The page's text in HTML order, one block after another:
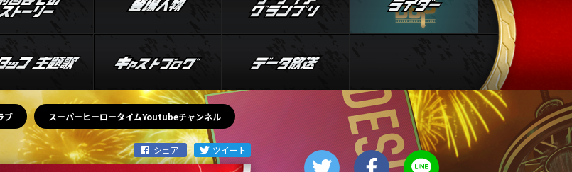
ト スタッフ・主題歌 キャストブログ データ放送
ブ スーパーヒーロータイムYoutubeチャンネル
アメトーーク! CLUB配信で見
られる懐かし回&傑作回
深夜
見取り図じゃん 【1人で見
て】小声の会…アノ人が退場で
深夜 1:15